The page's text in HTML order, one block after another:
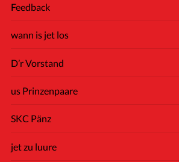
Feedback
wann is jet los
D’r Vorstand
us Prinzenpaare
SKC Pänz
jet zu luure
h
o
: